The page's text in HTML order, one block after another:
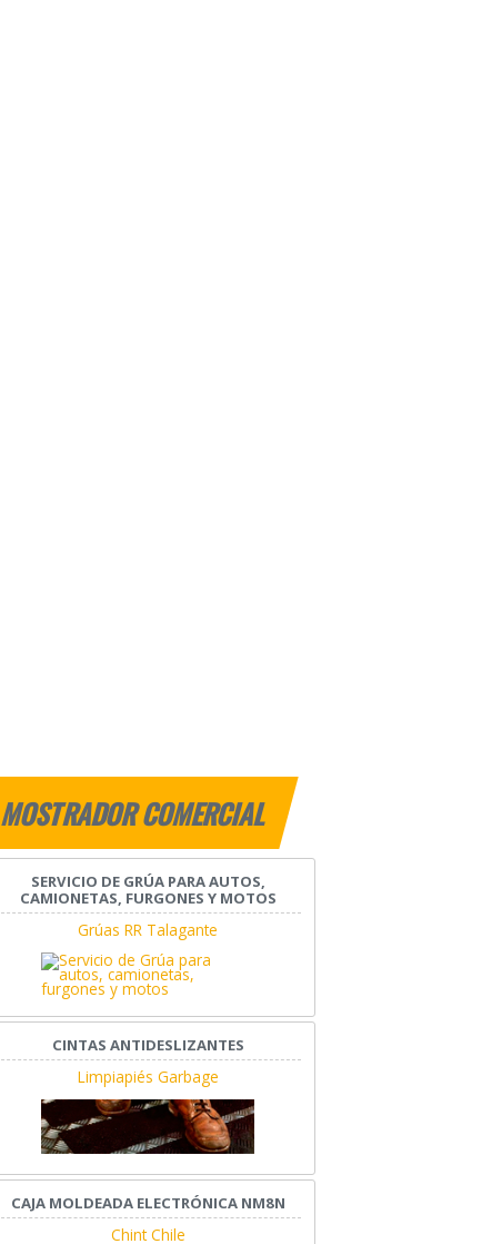
MOSTRADOR COMERCIAL
SERVICIO DE GRÚA PARA AUTOS,
CAMIONETAS, FURGONES Y MOTOS
Grúas RR Talagante
CINTAS ANTIDESLIZANTES
Limpiapiés Garbage
CAJA MOLDEADA ELECTRÓNICA NM8N
Chint Chile